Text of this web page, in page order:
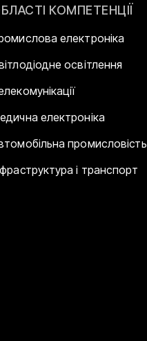
КОМПЕТЕНЦІЇ
електроніка
освітлення
електроніка
промисловість
і транспорт